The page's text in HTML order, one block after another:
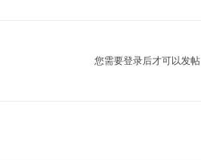
您需要登录后才可以发帖